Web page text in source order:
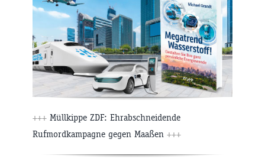
+++ Müllkippe ZDF: Ehrabschneidende
Rufmordkampagne gegen Maaßen +++